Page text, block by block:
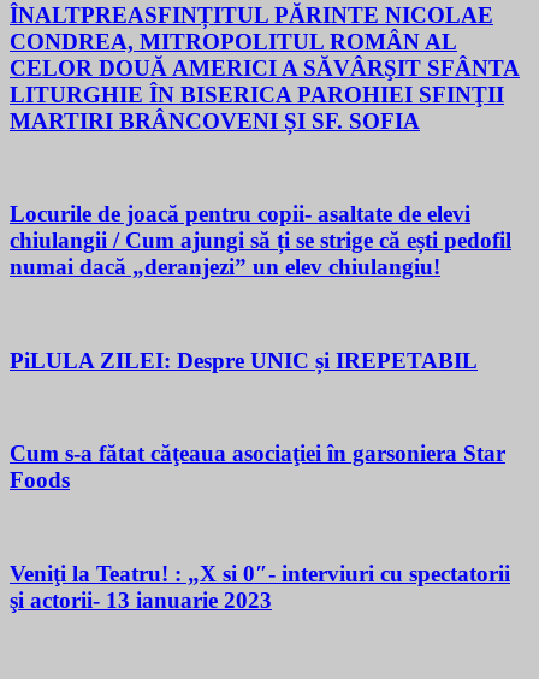
ÎNALTPREASFINȚITUL PĂRINTE NICOLAE
CONDREA, MITROPOLITUL ROMÂN AL
CELOR DOUĂ AMERICI A SĂVÂRŞIT SFÂNTA
LITURGHIE ÎN BISERICA PAROHIEI SFINŢII
MARTIRI BRÂNCOVENI ȘI SF. SOFIA
Locurile de joacă pentru copii- asaltate de elevi
chiulangii / Cum ajungi să ți se strige că ești pedofil
numai dacă „deranjezi” un elev chiulangiu!
PiLULA ZILEI: Despre UNIC și IREPETABIL
Cum s-a fătat căţeaua asociaţiei în garsoniera Star
Foods
Veniţi la Teatru! : „X si 0″- interviuri cu spectatorii
şi actorii- 13 ianuarie 2023